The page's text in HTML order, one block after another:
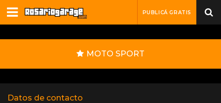
PUBLICÁ GRATIS
MOTO SPORT
Datos de contacto